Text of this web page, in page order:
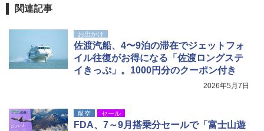
関連記事
お出かけ
佐渡汽船、4〜9泊の滞在でジェットフォ
イル往復がお得になる「佐渡ロングステ
イきっぷ」。1000円分のクーポン付き
2026年5月7日
航空 セール
FDA、7～9月搭乗分セールで「富士山遊